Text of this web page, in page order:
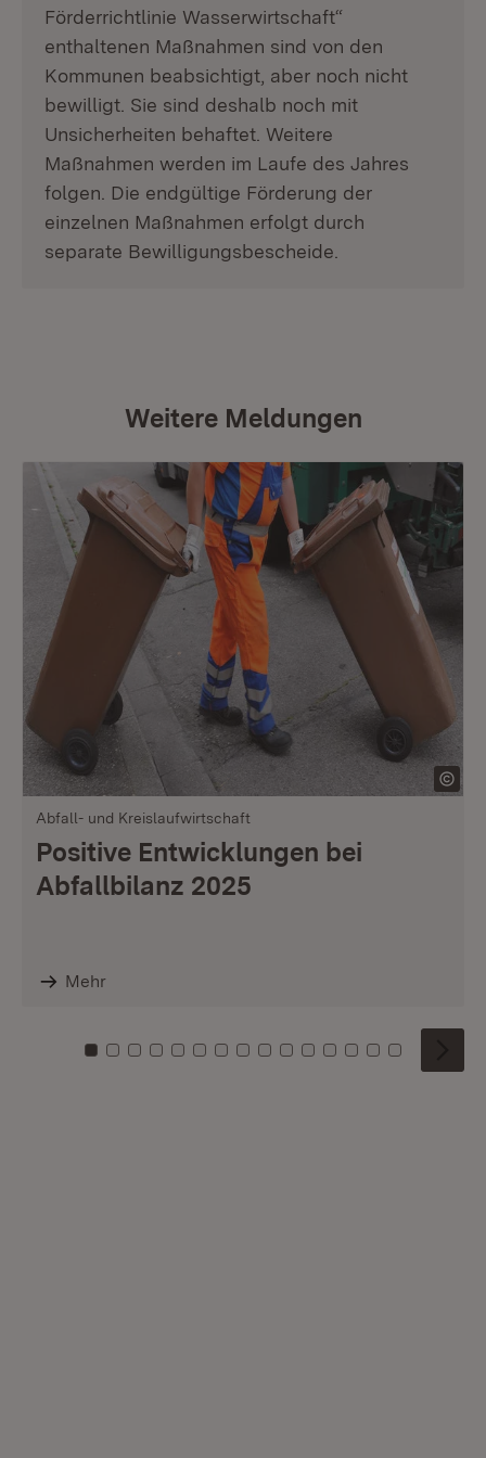
Förderrichtlinie Wasserwirtschaft“
enthaltenen Maßnahmen sind von den
Kommunen beabsichtigt, aber noch nicht
bewilligt. Sie sind deshalb noch mit
Unsicherheiten behaftet. Weitere
Maßnahmen werden im Laufe des Jahres
folgen. Die endgültige Förderung der
einzelnen Maßnahmen erfolgt durch
separate Bewilligungsbescheide.
Weitere Meldungen
Abfall- und Kreislaufwirtschaft
Positive Entwicklungen bei
Abfallbilanz 2025
Mehr
Zu Kachel: 0
Zu Kachel: 1
Zu Kachel: 2
Zu Kachel: 3
Zu Kachel: 4
Zu Kachel: 5
Zu Kachel: 6
Zu Kachel: 7
Zu Kachel: 8
Zu Kachel: 9
Zu Kachel: 10
Zu Kachel: 11
Zu Kachel: 12
Zu Kachel:
Zu